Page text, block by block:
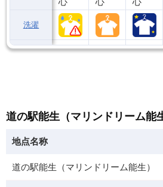
洗濯
道の駅能生（マリンドリーム能
地点名称
道の駅能生（マリンドリーム能生）